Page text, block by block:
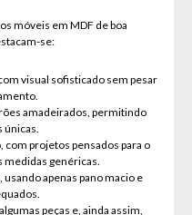
móveis em MDF de boa
se:
visual sofisticado sem pesar
amadeirados, permitindo
projetos pensados para o
medidas genéricas.
usando apenas pano macio e
peças e, ainda assim,